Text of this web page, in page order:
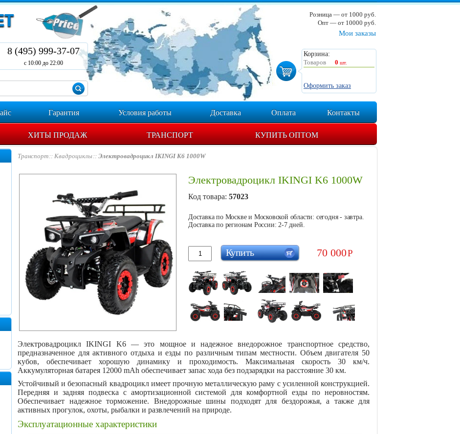
Мои заказы
Корзина:
Товаров
0 шт.
Оформить заказ
8 (495) 999-37-07
с 10:00 до 22:00
Розница — от 1000 руб.
Опт — от 10000 руб.
Гарантия Условия работы Доставка Оплата Контакты
ХИТЫ ПРОДАЖ ТРАНСПОРТ КУПИТЬ ОПТОМ
Транспорт Квадроциклы Электровадроцикл IKINGI K6 1000W
Электровадроцикл IKINGI K6 1000W
Код товара: 57023
Доставка по Москве и Московской области: сегодня - завтра.
Доставка по регионам России: 2-7 дней.
70 000Р
Купить
Электровадроцикл IKINGI K6 — это мощное и надежное внедорожное транспортное средство,
предназначенное для активного отдыха и езды по различным типам местности. Объем двигателя 50
кубов, обеспечивает хорошую динамику и проходимость. Максимальная скорость 30 км/ч.
Аккумуляторная батарея 12000 mAh обеспечивает запас хода без подзарядки на расстояние 30 км.
Устойчивый и безопасный квадроцикл имеет прочную металлическую раму с усиленной конструкцией.
Передняя и задняя подвеска с амортизационной системой для комфортной езды по неровностям.
Обеспечивает надежное торможение. Внедорожные шины подходят для бездорожья, а также для
активных прогулок, охоты, рыбалки и развлечений на природе.
Эксплуатационные характеристики